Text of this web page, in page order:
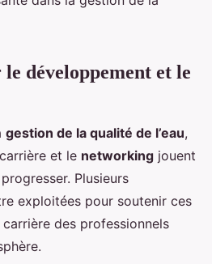
le développement et le
gestion de la qualité de l’eau,
et le networking jouent
Plusieurs
exploitées pour soutenir ces
des professionnels